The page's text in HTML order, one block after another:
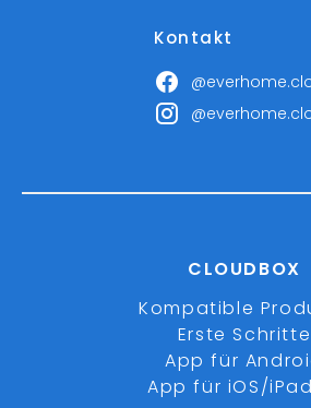
Kontakt
CLOUDBOX
Kompatible
Erste Schritte
App für
App für iOS/